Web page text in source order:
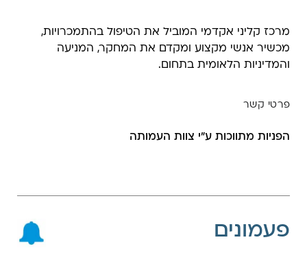
מרכז קליני אקדמי המוביל את הטיפול בהתמכרויות,
מכשיר אנשי מקצוע ומקדם את המחקר, המניעה
והמדיניות הלאומית בתחום.
פרטי קשר
הפניות מתווכות ע"י צוות העמותה
פעמונים